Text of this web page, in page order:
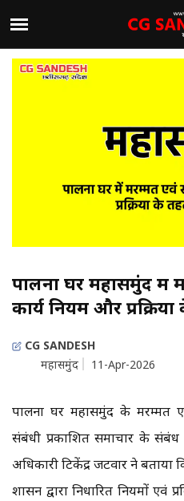
पालना घर महासमुंद में
कार्य नियम और
CG SANDESH
महासमुंद
11-Apr-2026
पालना घर महासमुंद के मरम्मत
संबंधी प्रकाशित समाचार के
अधिकारी टिकेंद्र जटवार ने
शासन द्वारा निर्धारित नियमों